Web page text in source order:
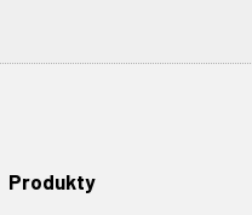
Produkty